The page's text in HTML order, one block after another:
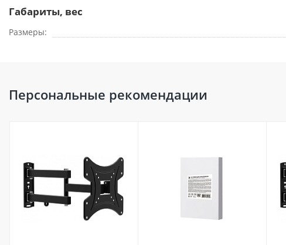
Габариты, вес
Размеры
Персональные рекомендации